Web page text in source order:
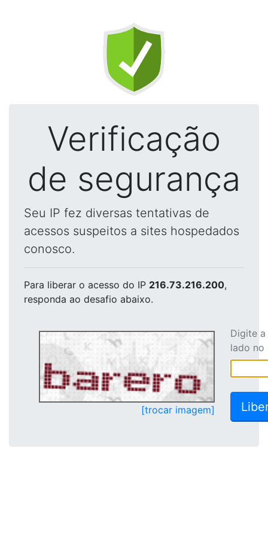
Verificação
de segurança
Seu IP fez diversas tentativas de
acessos suspeitos a sites hospedados
conosco.
Para liberar o acesso do IP 216.73.216.200,
responda ao desafio abaixo.
[trocar imagem]
Digite
lado no